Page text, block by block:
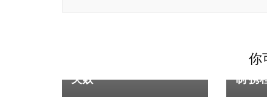
你
失败
“柬
制 携